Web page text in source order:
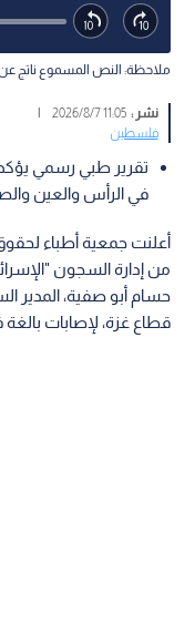
ملاحظة: النص المسموع ناتج
نشر :11:05 2026/8/7
|
فلسطين
تقرير طبي رسمي
في الرأس والعين
أعلنت جمعية أطباء
من إدارة السجون
حسام أبو صفية،
قطاع غزة، لإصابات